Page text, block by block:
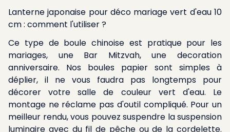
Lanterne japonaise pour déco mariage vert d'eau 10
cm : comment l'utiliser ?
Ce type de boule chinoise est pratique pour les
mariages, une Bar Mitzvah, une decoration
anniversaire. Nos boules papier sont simples à
déplier, il ne vous faudra pas longtemps pour
décorer votre salle de couleur vert d'eau. Le
montage ne réclame pas d'outil compliqué. Pour un
meilleur rendu, vous pouvez suspendre la suspension
luminaire avec du fil de pêche ou de la cordelette.